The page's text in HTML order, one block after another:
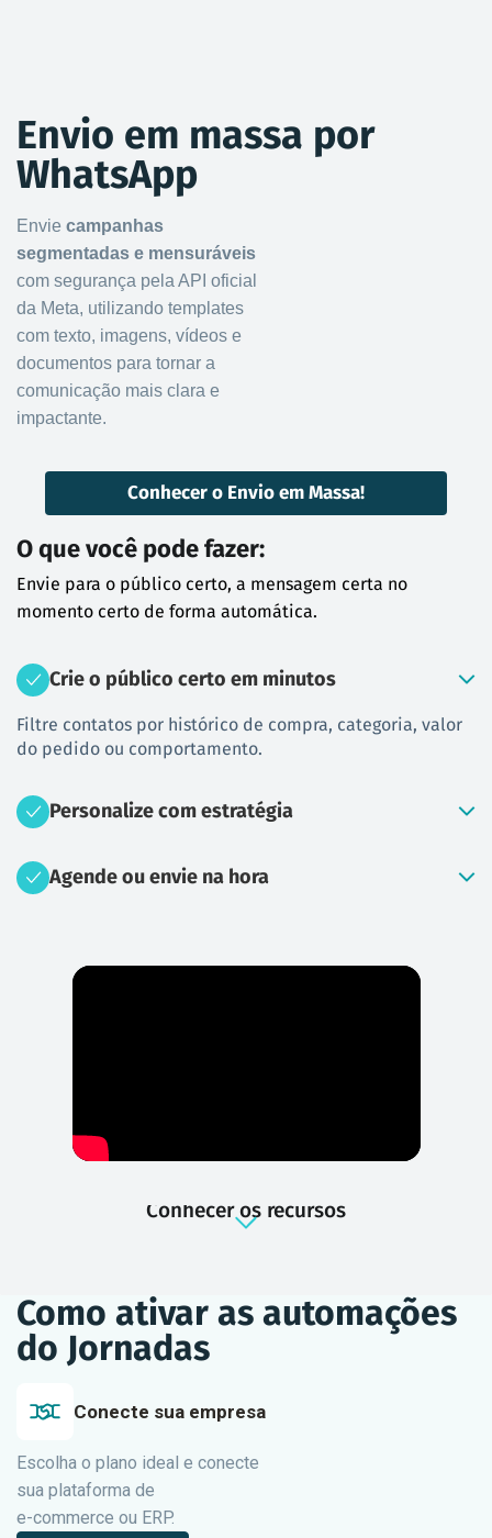
Envio em massa por
WhatsApp
Envie campanhas
segmentadas e mensuráveis
com segurança pela API oficial
da Meta, utilizando templates
com texto, imagens, vídeos e
documentos para tornar a
comunicação mais clara e
impactante.
Conhecer o Envio em Massa!
O que você pode fazer:
Envie para o público certo, a mensagem certa no
momento certo de forma automática.
Crie o público certo em minutos
Filtre contatos por histórico de compra, categoria, valor
do pedido ou comportamento.
Personalize com estratégia
Agende ou envie na hora
Conhecer os recursos
Como ativar as automações
do Jornadas
Conecte sua empresa
Escolha o plano ideal e conecte
sua plataforma de
e-commerce ou ERP.